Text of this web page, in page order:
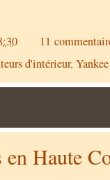
11
d'intérieur,
en Haute